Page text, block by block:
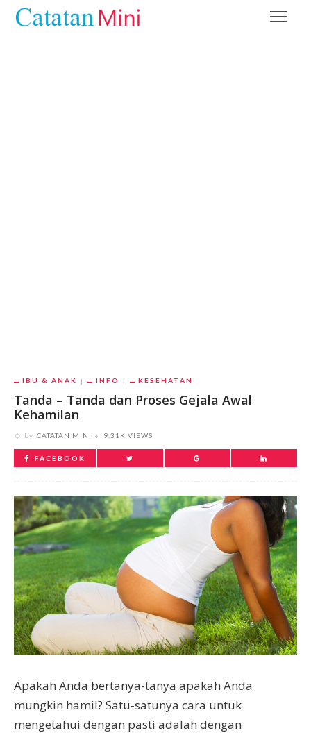
IBU & ANAK INFO KESEHATAN
Tanda – Tanda dan Proses Gejala Awal
Kehamilan
by CATATAN MINI 9.31K VIEWS
FACEBOOK
Apakah Anda bertanya-tanya apakah Anda
mungkin hamil? Satu-satunya cara untuk
mengetahui dengan pasti adalah dengan